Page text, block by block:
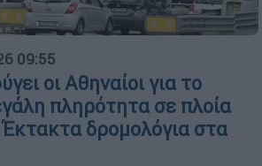
09:55
οι Αθηναίοι για το
πληρότητα σε πλοία
Έκτακτα δρομολόγια στα